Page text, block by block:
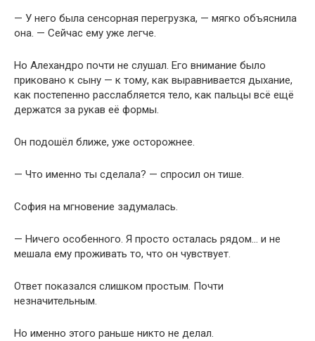
— У него была сенсорная перегрузка, — мягко объяснила
она. — Сейчас ему уже легче.
Но Алехандро почти не слушал. Его внимание было
приковано к сыну — к тому, как выравнивается дыхание,
как постепенно расслабляется тело, как пальцы всё ещё
держатся за рукав её формы.
Он подошёл ближе, уже осторожнее.
— Что именно ты сделала? — спросил он тише.
София на мгновение задумалась.
— Ничего особенного. Я просто осталась рядом… и не
мешала ему проживать то, что он чувствует.
Ответ показался слишком простым. Почти
незначительным.
Но именно этого раньше никто не делал.